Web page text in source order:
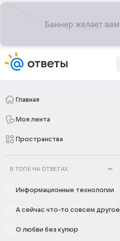
Главная
Моя лента
Пространства
В ТОПЕ НА ОТВЕТАХ
Информационные технологии
А сейчас что-то совсем другое
О любви без купюр